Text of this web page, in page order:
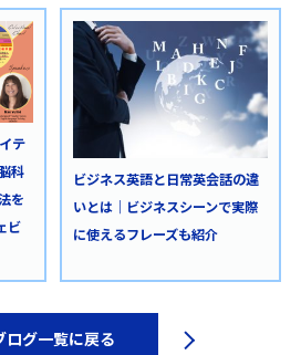
テ
科
を
ビ
ビジネス英語と日常英会話の違
いとは｜ビジネスシーンで実際
に使えるフレーズも紹介
ログ一覧に戻る